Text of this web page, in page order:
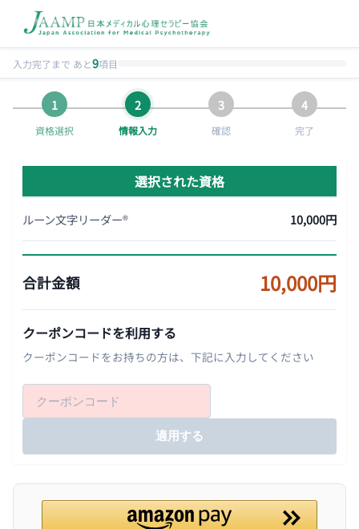
入力完了まで あと9項目
資格選択 情報入力 確認 完了
選択された資格
ルーン文字リーダー® 10,000円
合計金額 10,000円
クーポンコードを利用する
クーポンコードをお持ちの方は、下記に入力してください
適用する